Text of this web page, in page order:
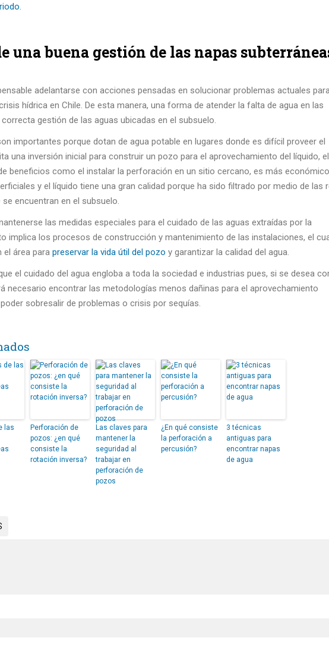
una buena gestión de las napas
adelantarse con acciones pensadas en solucionar problemas actuales
hídrica en Chile. De esta manera, una forma de atender la falta de agua en las
gestión de las aguas ubicadas en el subsuelo.
importantes porque dotan de agua potable en lugares donde es difícil proveer el
una inversión inicial para construir un pozo para el aprovechamiento del líquido, el
beneficios como el instalar la perforación en un sitio cercano, es más
y el líquido tiene una gran calidad porque ha sido filtrado por medio de las
encuentran en el subsuelo.
las medidas especiales para el cuidado de las aguas extraídas por la
implica los procesos de construcción y mantenimiento de las instalaciones, el
el área para preservar la vida útil del pozo y garantizar la calidad del agua.
el cuidado del agua engloba a toda la sociedad e industrias pues, si se desea
necesario encontrar las metodologías menos dañinas para el aprovechamiento
sobresalir de problemas o crisis por sequías.
las
Perforación de
pozos: ¿en qué
consiste la
rotación inversa?
Las claves para
mantener la
seguridad al
trabajar en
perforación de
pozos
¿En qué consiste
la perforación a
percusión?
3 técnicas
antiguas para
encontrar napas
de agua